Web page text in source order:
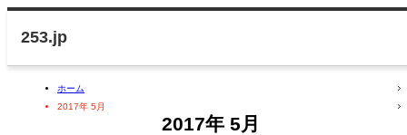
ホーム
2017年 5月
2017年 5月